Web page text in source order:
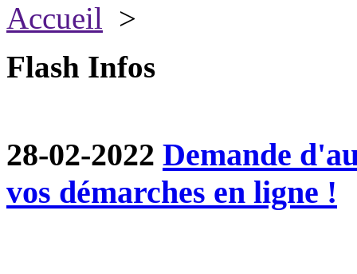
Accueil >
Flash Infos
28-02-2022 Demande
vos démarches en ligne !